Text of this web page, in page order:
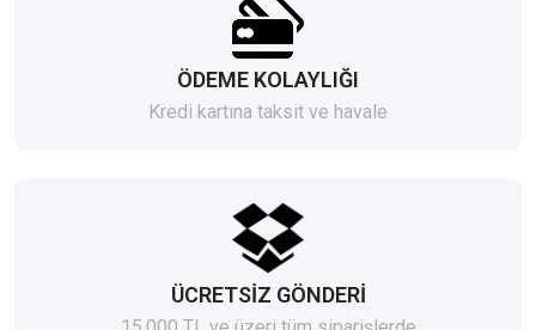
ÖDEME KOLAYLIĞI
Kredi kartına taksit ve havale
ÜCRETSİZ GÖNDERİ